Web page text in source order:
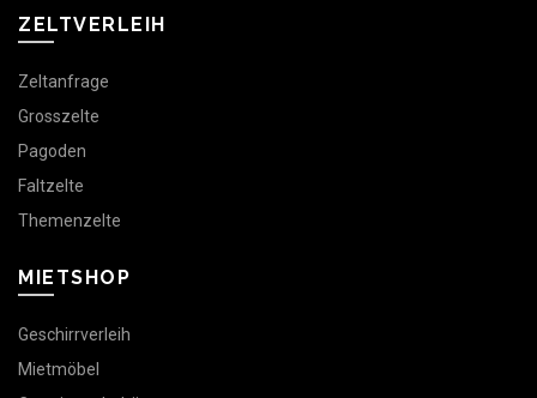
ZELTVERLEIH
Zeltanfrage
Grosszelte
Pagoden
Faltzelte
Themenzelte
MIETSHOP
Geschirrverleih
Mietmöbel